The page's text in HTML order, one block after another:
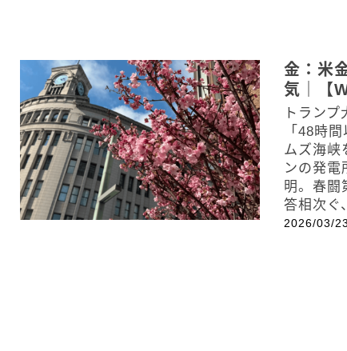
金：米
気｜【
トラン
「48時
ムズ海峡
ンの発電
明。春
答相次ぐ
2026/03/23